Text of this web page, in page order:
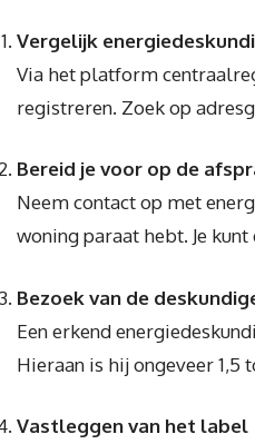
Vergelijk
Via het platform
registreren. Zoek op
Bereid je voor op de
Neem contact op met
woning paraat hebt. Je
Bezoek van de
Een erkend
Hieraan is hij ongeveer 1,5
Vastleggen van het label